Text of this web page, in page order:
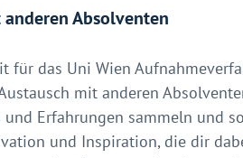
Absolventen
für das Uni Wien
mit anderen
Erfahrungen sammeln und
und Inspiration, die dir